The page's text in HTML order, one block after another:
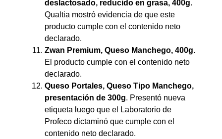
deslactosado, reducido en grasa, 400g.
Qualtia mostró evidencia de que este
producto cumple con el contenido neto
declarado.
Zwan Premium, Queso Manchego, 400g.
El producto cumple con el contenido neto
declarado.
Queso Portales, Queso Tipo Manchego,
presentación de 300g. Presentó nueva
etiqueta luego que el Laboratorio de
Profeco dictaminó que cumple con el
contenido neto declarado.